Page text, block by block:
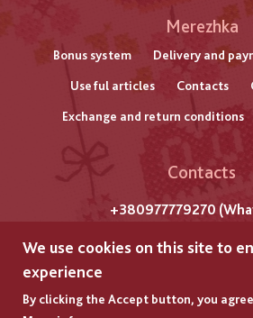
нижнього
колонтитулу
Merezhka
Bonus system Delivery and
Useful articles Contacts
Exchange and return conditions
Contacts
+380977779270
m. Lviv
We use cookies on this site to
experience
By clicking the Accept button, you